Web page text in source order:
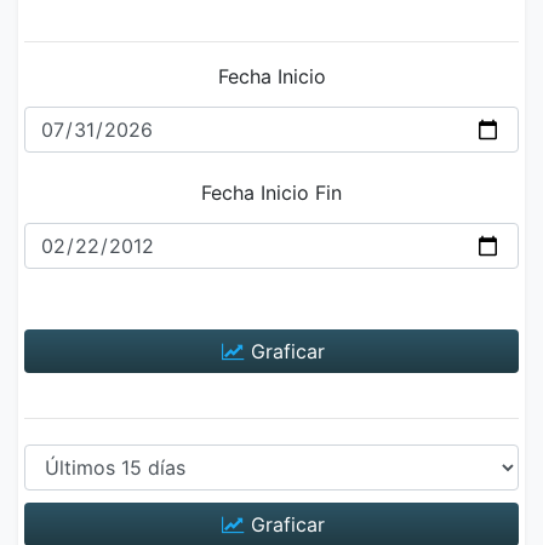
Fecha Inicio
Fecha Inicio Fin
Graficar
Graficar